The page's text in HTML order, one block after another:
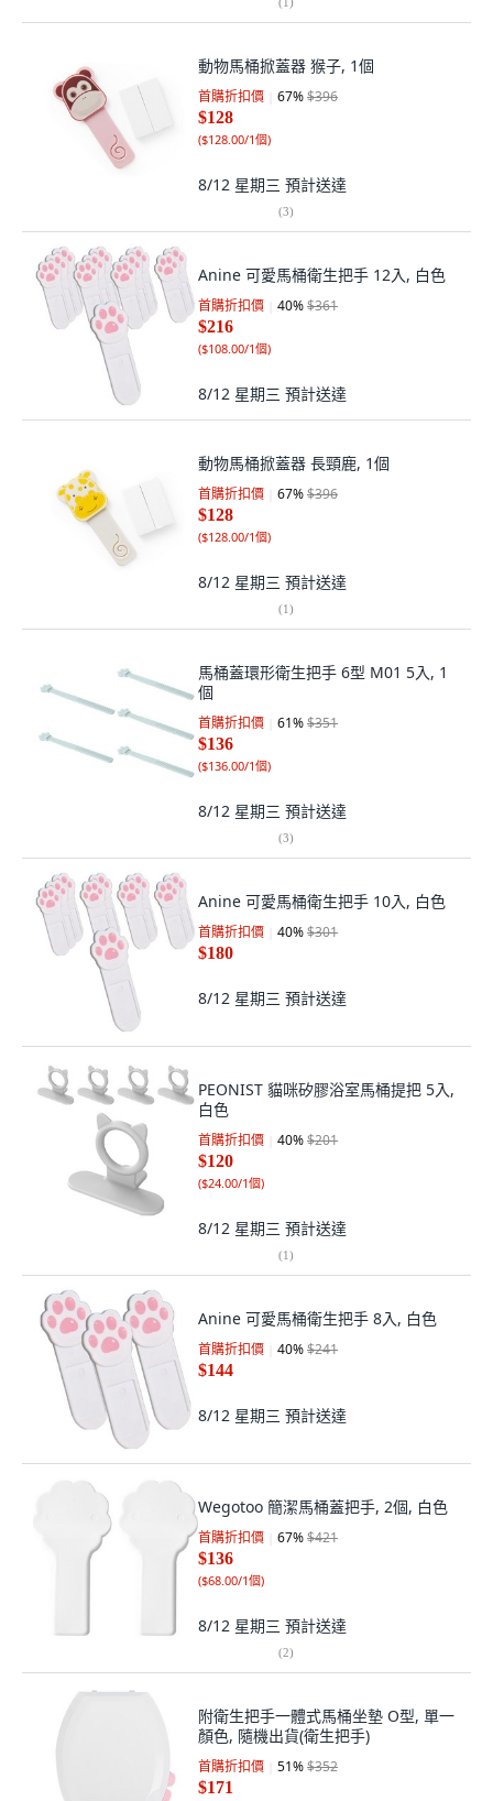
動物馬桶掀蓋器 猴子, 1個
首購折扣價 67%$396
$128
($128.00/1個)
8/12 星期三 預計送達
(3)
Anine 可愛馬桶衛生把手 12入, 白色
首購折扣價 40%$361
$216
($108.00/1個)
8/12 星期三 預計送達
動物馬桶掀蓋器 長頸鹿, 1個
首購折扣價 67%$396
$128
($128.00/1個)
8/12 星期三 預計送達
(1)
馬桶蓋環形衛生把手 6型 M01 5入, 1
個
首購折扣價 61%$351
$136
($136.00/1個)
8/12 星期三 預計送達
(3)
Anine 可愛馬桶衛生把手 10入, 白色
首購折扣價 40%$301
$180
8/12 星期三 預計送達
PEONIST 貓咪矽膠浴室馬桶提把 5入,
白色
首購折扣價 40%$201
$120
($24.00/1個)
8/12 星期三 預計送達
(1)
Anine 可愛馬桶衛生把手 8入, 白色
首購折扣價 40%$241
$144
8/12 星期三 預計送達
Wegotoo 簡潔馬桶蓋把手, 2個, 白色
首購折扣價 67%$421
$136
($68.00/1個)
8/12 星期三 預計送達
(2)
附衛生把手一體式馬桶坐墊 O型, 單一
顏色, 隨機出貨(衛生把手)
首購折扣價 51%$352
$171